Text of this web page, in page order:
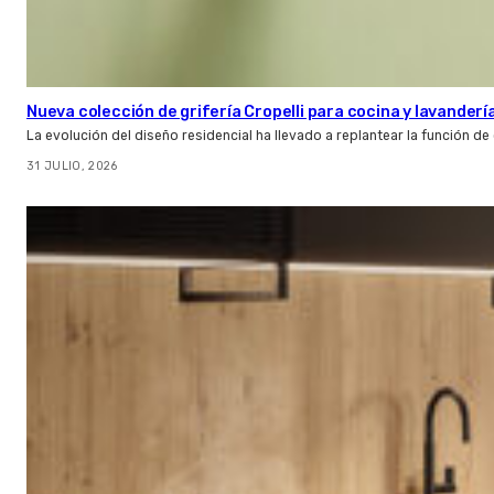
Nueva colección de grifería Cropelli para cocina y
La evolución del diseño residencial ha llevado a replantear la función
31 JULIO, 2026